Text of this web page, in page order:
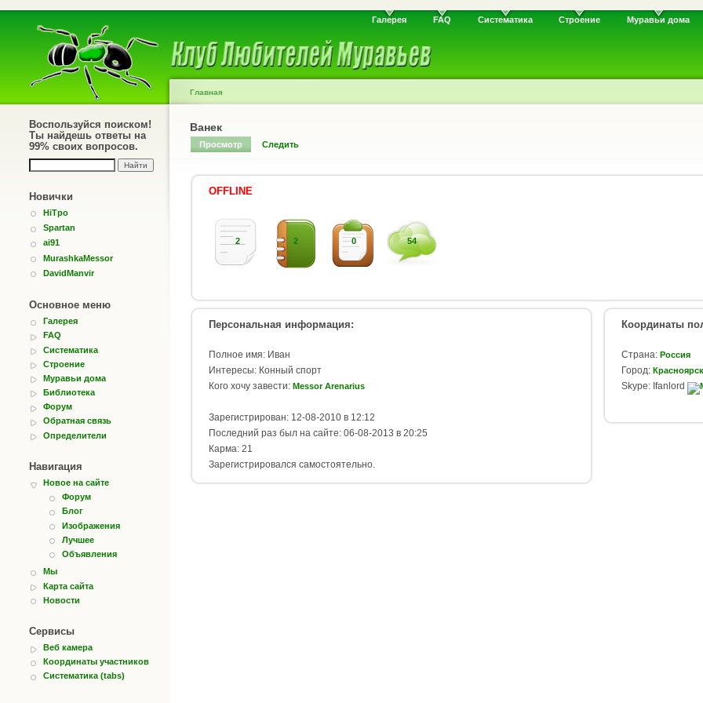
Галерея FAQ Систематика Строение Муравьи дома
Воспользуйся поиском!
Ты найдешь ответы на
99% своих вопросов.
Новички
HiTpo
Spartan
ai91
MurashkaMessor
DavidManvir
Основное меню
Галерея
FAQ
Систематика
Строение
Муравьи дома
Библиотека
Форум
Обратная связь
Определители
Навигация
Новое на сайте
Форум
Блог
Изображения
Лучшее
Объявления
Мы
Карта сайта
Новости
Сервисы
Веб камера
Координаты участников
Систематика (tabs)
Главная
Ванек
Просмотр Следить
OFFLINE
2 2 0 54
Персональная информация:
Полное имя: Иван
Интересы: Конный спорт
Кого хочу завести: Messor Arenarius
Зарегистрирован: 12-08-2010 в 12:12
Последний раз был на сайте: 06-08-2013 в 20:25
Карма: 21
Зарегистрировался самостоятельно.
Координаты
Страна: Россия
Город: Красноярск
Skype: Ifanlord